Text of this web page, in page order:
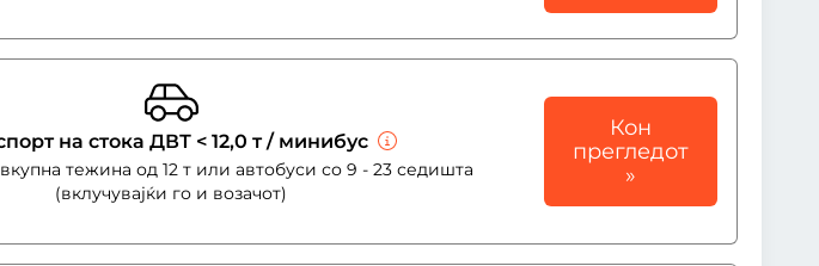
на стока ДВТ < 12,0 т / минибус
тежина од 12 т или автобуси со 9 - 23 седишта
(вклучувајќи го и возачот)
Кон
прегледот
»